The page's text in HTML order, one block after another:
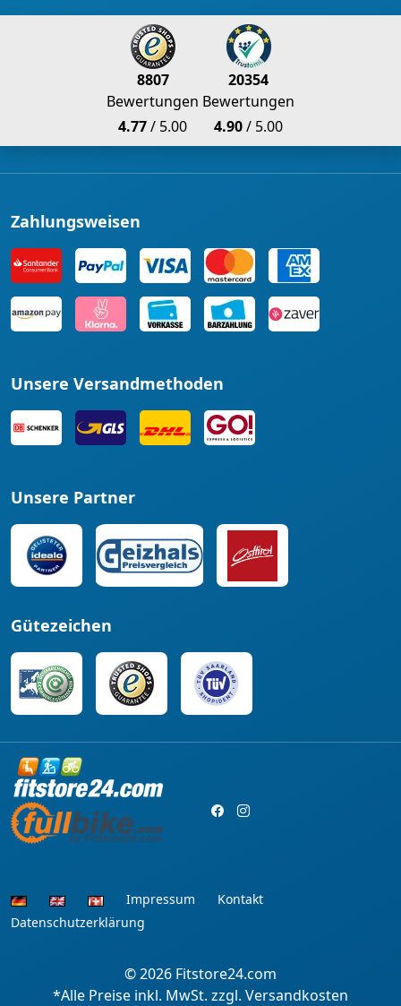
8807
Bewertungen
4.77/ 5.00
20354
Bewertungen
4.90/ 5.00
Zahlungsweisen
Unsere Versandmethoden
Unsere Partner
Gütezeichen
Impressum
Kontakt
Datenschutzerklärung
© 2026 Fitstore24.com
*Alle Preise inkl. MwSt. zzgl. Versandkosten